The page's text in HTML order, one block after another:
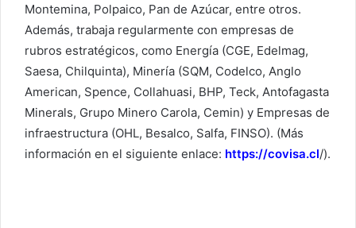
Montemina, Polpaico, Pan de Azúcar, entre otros.
Además, trabaja regularmente con empresas de
rubros estratégicos, como Energía (CGE, Edelmag,
Saesa, Chilquinta), Minería (SQM, Codelco, Anglo
American, Spence, Collahuasi, BHP, Teck, Antofagasta
Minerals, Grupo Minero Carola, Cemin) y Empresas de
infraestructura (OHL, Besalco, Salfa, FINSO). (Más
información en el siguiente enlace: https://covisa.cl/).